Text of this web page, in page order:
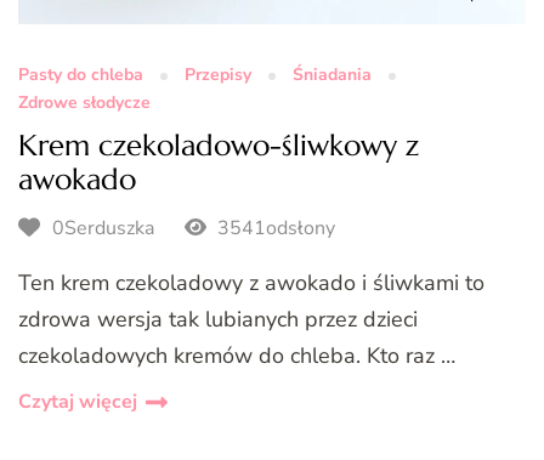
Pasty do chleba Przepisy
Śniadania
Zdrowe słodycze
Krem czekoladowo-śliwkowy z
awokado
0Serduszka 3541odsłony
Ten krem czekoladowy z awokado i śliwkami to
zdrowa wersja tak lubianych przez dzieci
czekoladowych kremów do chleba. Kto raz …
Czytaj więcej